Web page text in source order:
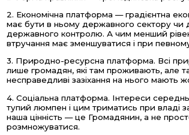
2. Економічна платформа — градієнтна
має бути в ньому державного сектору чи
державного контролю. А чим менший
втручання має зменшуватися і при певному
3. Природно-ресурсна платформа. Всі
лише громадян, які там проживають, але
несправедливі зазіхання на нього мають
4. Соціальна платформа. Інтереси
тупий люмпен і цим триматись при владі
наша цінність — це Громадянин, а не
розмножуватися.